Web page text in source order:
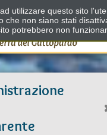
utilizzare questo sito
che non siano stati
potrebbero non